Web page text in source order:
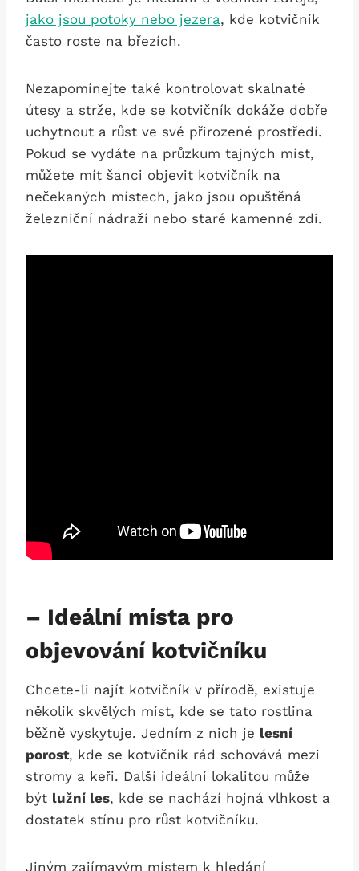
jako jsou potoky nebo jezera, kde kotvičník
často roste na březích.
Nezapomínejte také kontrolovat skalnaté
útesy a strže, kde se kotvičník dokáže dobře
uchytnout a růst ve své přirozené prostředí.
Pokud se vydáte na průzkum tajných míst,
můžete mít šanci objevit kotvičník na
nečekaných místech, jako jsou opuštěná
železniční nádraží nebo staré kamenné zdi.
– Ideální místa pro
objevování kotvičníku
Chcete-li najít kotvičník v přírodě, existuje
několik skvělých míst, kde se tato rostlina
běžně vyskytuje. Jedním z nich je lesní
porost, kde se kotvičník rád schovává mezi
stromy a keři. Další ideální lokalitou může
být lužní les, kde se nachází hojná vlhkost a
dostatek stínu pro růst kotvičníku.
Jiným zajímavým místem k hledání